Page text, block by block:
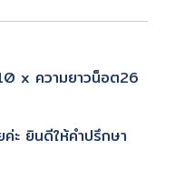
x ความยาวน็อต26
ค่ะ ยินดีให้คำปรึกษา